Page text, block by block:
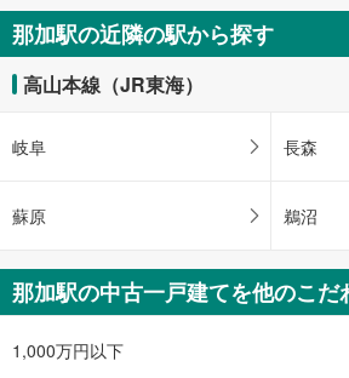
那加駅の近隣の駅から探す
高山本線（JR東海）
岐阜 長森
蘇原 鵜沼
那加駅の中古一戸建てを他のこだ
1,000万円以下